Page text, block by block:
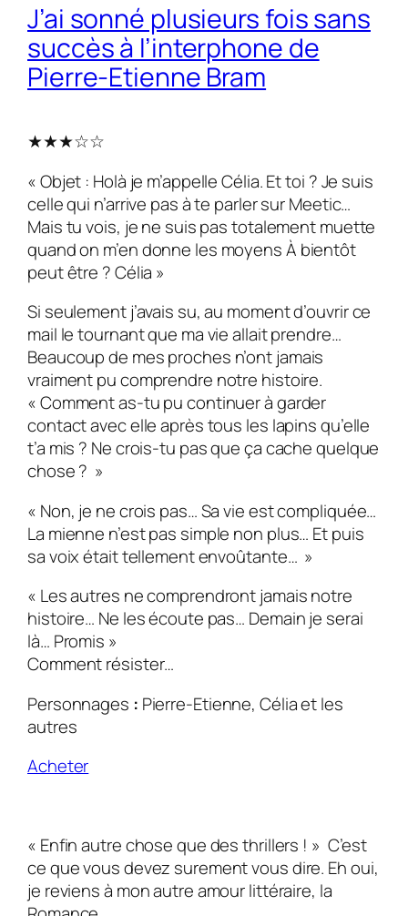
J’ai sonné plusieurs fois sans
succès à l’interphone de
Pierre-Etienne Bram
★★★☆☆
« Objet : Holà je m’appelle Célia. Et toi ? Je suis
celle qui n’arrive pas à te parler sur Meetic…
Mais tu vois, je ne suis pas totalement muette
quand on m’en donne les moyens À bientôt
peut être ? Célia »
Si seulement j’avais su, au moment d’ouvrir ce
mail le tournant que ma vie allait prendre…
Beaucoup de mes proches n’ont jamais
vraiment pu comprendre notre histoire.
« Comment as-tu pu continuer à garder
contact avec elle après tous les lapins qu’elle
t’a mis ? Ne crois-tu pas que ça cache quelque
chose ? »
« Non, je ne crois pas… Sa vie est compliquée…
La mienne n’est pas simple non plus… Et puis
sa voix était tellement envoûtante… »
« Les autres ne comprendront jamais notre
histoire… Ne les écoute pas… Demain je serai
là… Promis »
Comment résister…
Personnages : Pierre-Etienne, Célia et les
autres
Acheter
« Enfin autre chose que des thrillers ! » C’est
ce que vous devez surement vous dire. Eh oui,
je reviens à mon autre amour littéraire, la